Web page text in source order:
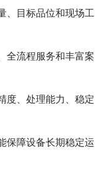
、目标品位和现场工
全流程服务和丰富案
度、处理能力、稳定
保障设备长期稳定运